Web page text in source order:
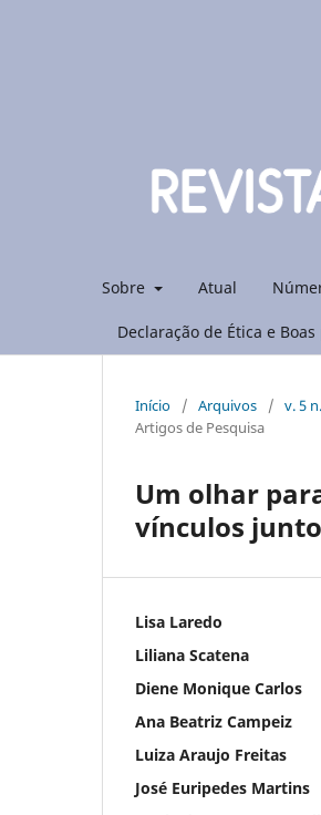
Sobre Atual
Declaração de Ética e
Início / Arquivos / v. 5
Artigos de Pesquisa
Um olhar
vínculos
Lisa Laredo
Liliana Scatena
Diene Monique Carlos
Ana Beatriz Campeiz
Luiza Araujo Freitas
José Euripedes Martins